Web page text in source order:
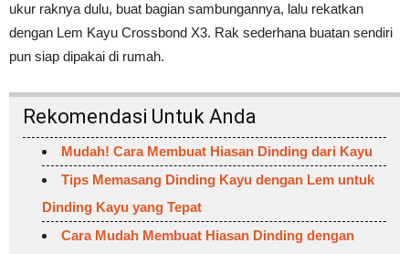
ukur raknya dulu, buat bagian sambungannya, lalu rekatkan
dengan Lem Kayu Crossbond X3. Rak sederhana buatan sendiri
pun siap dipakai di rumah.
Rekomendasi Untuk Anda
Mudah! Cara Membuat Hiasan Dinding dari Kayu
Tips Memasang Dinding Kayu dengan Lem untuk
Dinding Kayu yang Tepat
Cara Mudah Membuat Hiasan Dinding dengan